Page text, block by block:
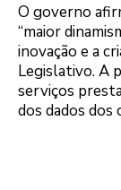
O governo
“maior
inovação e a
Legislativo. A
serviços
dos dados dos